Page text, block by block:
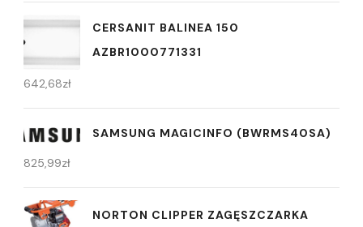
CERSANIT BALINEA 150
AZBR1000771331
642,68zł
SAMSUNG MAGICINFO (BWRMS40SA)
825,99zł
NORTON CLIPPER ZAGĘSZCZARKA